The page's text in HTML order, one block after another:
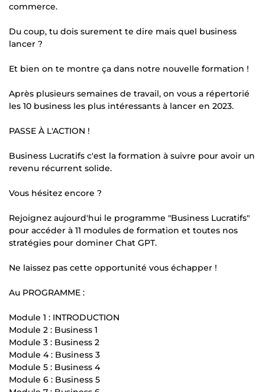
commerce.
Du coup, tu dois surement te dire mais quel business
lancer ?
Et bien on te montre ça dans notre nouvelle formation !
Après plusieurs semaines de travail, on vous a répertorié
les 10 business les plus intéressants à lancer en 2023.
PASSE À L'ACTION !
Business Lucratifs c'est la formation à suivre pour avoir un
revenu récurrent solide.
Vous hésitez encore ?
Rejoignez aujourd'hui le programme "Business Lucratifs"
pour accéder à 11 modules de formation et toutes nos
stratégies pour dominer Chat GPT.
Ne laissez pas cette opportunité vous échapper !
Au PROGRAMME :
Module 1 : INTRODUCTION
Module 2 : Business 1
Module 3 : Business 2
Module 4 : Business 3
Module 5 : Business 4
Module 6 : Business 5